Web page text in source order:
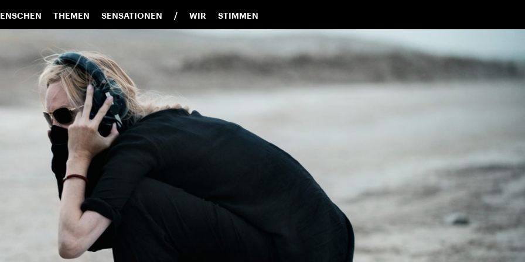
THEMEN SENSATIONEN WIR STIMMEN